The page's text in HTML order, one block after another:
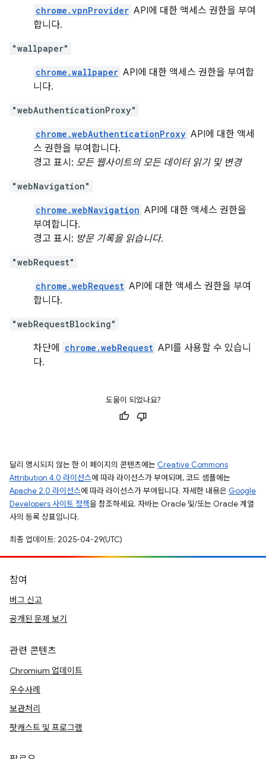
chrome.vpnProvider API에 대한 액세스 권한을 부여
합니다.
"wallpaper"
chrome.wallpaper API에 대한 액세스 권한을 부여합
니다.
"webAuthenticationProxy"
chrome.webAuthenticationProxy API에 대한 액세
스 권한을 부여합니다.
경고 표시: 모든 웹사이트의 모든 데이터 읽기 및 변경
"webNavigation"
chrome.webNavigation API에 대한 액세스 권한을
부여합니다.
경고 표시: 방문 기록을 읽습니다.
"webRequest"
chrome.webRequest API에 대한 액세스 권한을 부여
합니다.
"webRequestBlocking"
차단에 chrome.webRequest API를 사용할 수 있습니
다.
도움이 되었나요?
달리 명시되지 않는 한 이 페이지의 콘텐츠에는 Creative Commons
Attribution 4.0 라이선스에 따라 라이선스가 부여되며, 코드 샘플에는
Apache 2.0 라이선스에 따라 라이선스가 부여됩니다. 자세한 내용은 Google
Developers 사이트 정책을 참조하세요. 자바는 Oracle 및/또는 Oracle 계열
사의 등록 상표입니다.
최종 업데이트: 2025-04-29(UTC)
참여
버그 신고
공개된 문제 보기
관련 콘텐츠
Chromium 업데이트
우수사례
보관처리
팟캐스트 및 프로그램